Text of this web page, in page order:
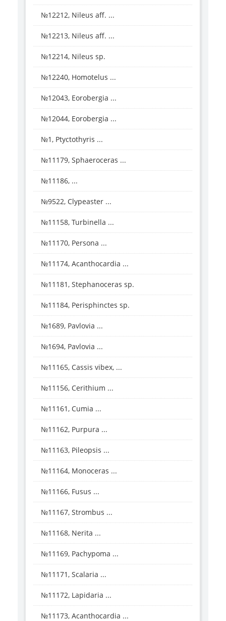
№12212, Nileus aff. ...
№12213, Nileus aff. ...
№12214, Nileus sp.
№12240, Homotelus ...
№12043, Eorobergia ...
№12044, Eorobergia ...
№1, Ptyctothyris ...
№11179, Sphaeroceras ...
№11186, ...
№9522, Clypeaster ...
№11158, Turbinella ...
№11170, Persona ...
№11174, Acanthocardia ...
№11181, Stephanoceras sp.
№11184, Perisphinctes sp.
№1689, Pavlovia ...
№1694, Pavlovia ...
№11165, Cassis vibex, ...
№11156, Cerithium ...
№11161, Cumia ...
№11162, Purpura ...
№11163, Pileopsis ...
№11164, Monoceras ...
№11166, Fusus ...
№11167, Strombus ...
№11168, Nerita ...
№11169, Pachypoma ...
№11171, Scalaria ...
№11172, Lapidaria ...
№11173, Acanthocardia ...